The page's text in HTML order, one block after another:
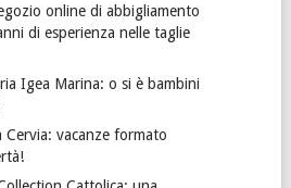
online di abbigliamento
di esperienza nelle taglie
Igea Marina: o si è bambini
Cervia: vacanze formato